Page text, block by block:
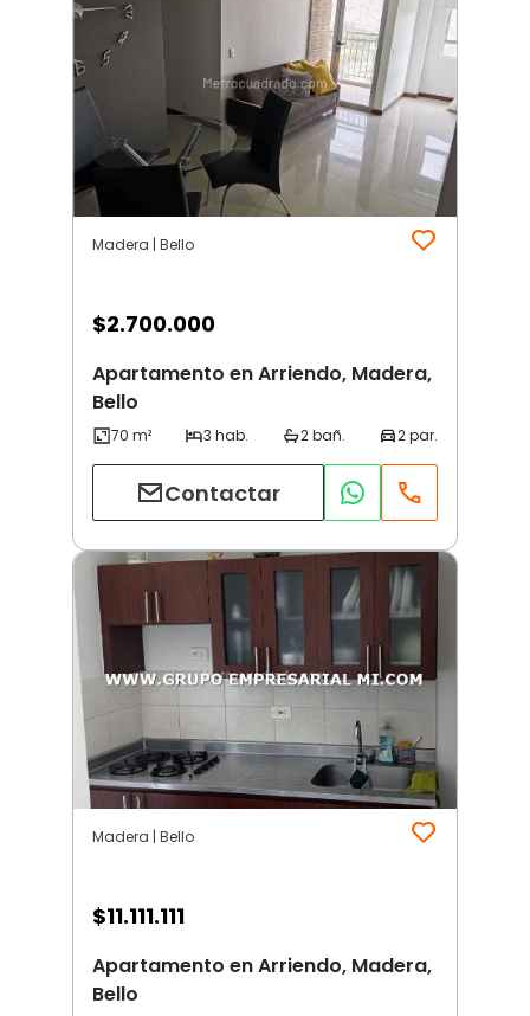
Madera | Bello
$2.700.000
Apartamento en Arriendo, Madera,
Bello
Contactar
Madera | Bello
$11.111.111
Apartamento en Arriendo, Madera,
Bello